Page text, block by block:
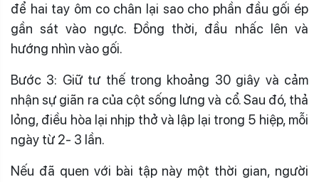
để hai tay ôm co chân lại sao cho phần đầu gối ép
gần sát vào ngực. Đồng thời, đầu nhấc lên và
hướng nhìn vào gối.
Bước 3: Giữ tư thế trong khoảng 30 giây và cảm
nhận sự giãn ra của cột sống lưng và cổ. Sau đó, thả
lỏng, điều hòa lại nhịp thở và lập lại trong 5 hiệp, mỗi
ngày từ 2- 3 lần.
Nếu đã quen với bài tập này một thời gian, người